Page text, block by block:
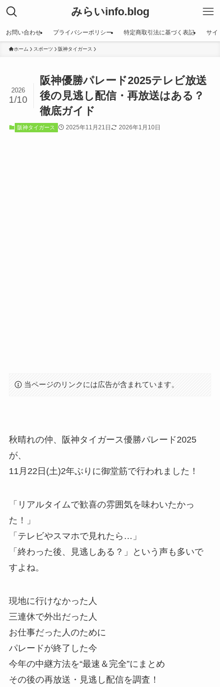
みらいinfo.blog
お問い合わせ プライバシーポリシー 特定商取引法に基づく表記 サイ
ホーム スポーツ 阪神タイガース
阪神優勝パレード2025テレビ放送
後の見逃し配信・再放送はある？
徹底ガイド
2026
1/10
阪神タイガース 2025年11月21日 2026年1月10日
当ページのリンクには広告が含まれています。
秋晴れの仲、阪神タイガース優勝パレード2025
が、
11月22日(土)2年ぶりに御堂筋で行われました！
「リアルタイムで歓喜の雰囲気を味わいたかっ
た！」
「テレビやスマホで見れたら…」
「終わった後、見逃しある？」という声も多いで
すよね。
現地に行けなかった人
三連休で外出だった人
お仕事だった人のために
パレードが終了した今
今年の中継方法を“最速＆完全”にまとめ
その後の再放送・見逃し配信を調査！